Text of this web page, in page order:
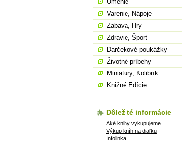
Umenie
Varenie, Nápoje
Zabava, Hry
Zdravie, Šport
Darčekové poukážky
Životné príbehy
Miniatúry, Kolibrík
Knižné Edície
Dôležité informácie
Aké knihy vykupujeme
Výkup kníh na diaľku
Infolinka